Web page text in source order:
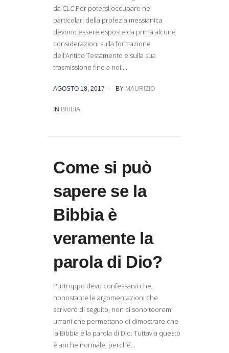
da CLC Per potersi occupare nei
particolari della profezia messianica
devono essere esposte da prima alcune
considerazioni sulla formazione
dell’Antico Testamento e sulla sua
trasmissione fino a noi....
AGOSTO 18, 2017 - BY MAURIZIO
IN BIBBIA
Come si può
sapere se la
Bibbia è
veramente la
parola di Dio?
Purtroppo devo confessarvi che,
nonostante le argomentazioni che
scriverò di seguito, non ci sono teoremi
umani che permettano di dimostrare che
la Bibbia è la parola di Dio. Tuttavia questo
è anche normale, perché...